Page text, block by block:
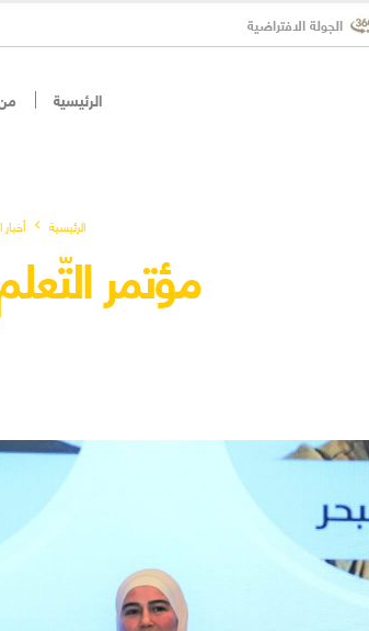
الجولة الافتراضية
الرئيسية
الرئيسية أخبار
مؤتمر